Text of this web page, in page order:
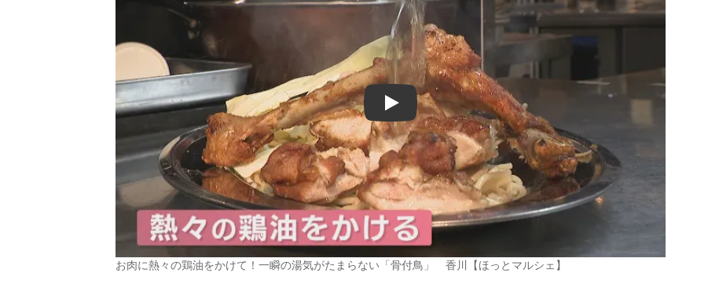
Play
お肉に熱々の鶏油をかけて！一瞬の湯気がたまらない「骨付鳥」 香川【ほっとマルシェ】